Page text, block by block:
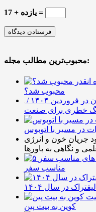
یازده + 17 =
محبوب‌ترین مطالب مجله:
محبوب شد؟
افزایش ۴.۶ درصدی تولید فولاد ایران در فروردین ۱۴۰۴ /
خطری برای صنعت
در مسیر با اتوبوس
جریان خون و انرژی
و نگاهی به باورها
مناسب سفر
در سال ۱۴۰۴
کوین به بیت پین